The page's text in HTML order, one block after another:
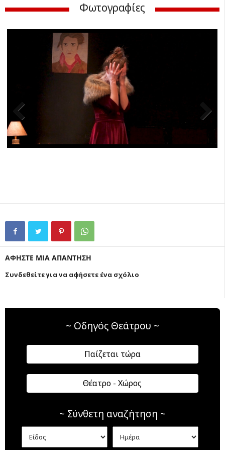
Φωτογραφίες
Previ
ous
ΑΦΗΣΤΕ ΜΙΑ ΑΠΑΝΤΗΣΗ
Συνδεθείτε για να αφήσετε ένα σχόλιο
~ Οδηγός Θεάτρου ~
Παίζεται τώρα
Θέατρο - Χώρος
~ Σύνθετη αναζήτηση ~